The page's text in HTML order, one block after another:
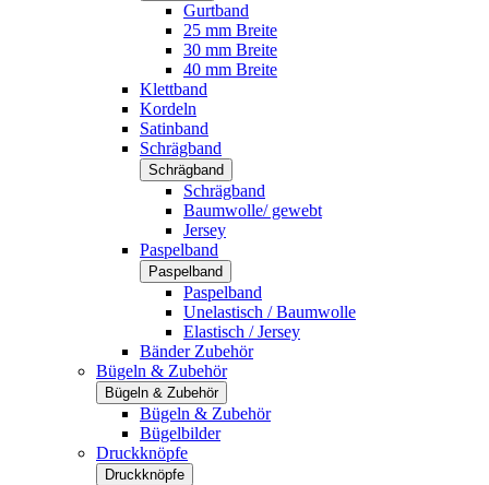
Gurtband
25 mm Breite
30 mm Breite
40 mm Breite
Klettband
Kordeln
Satinband
Schrägband
Schrägband
Schrägband
Baumwolle/ gewebt
Jersey
Paspelband
Paspelband
Paspelband
Unelastisch / Baumwolle
Elastisch / Jersey
Bänder Zubehör
Bügeln & Zubehör
Bügeln & Zubehör
Bügeln & Zubehör
Bügelbilder
Druckknöpfe
Druckknöpfe